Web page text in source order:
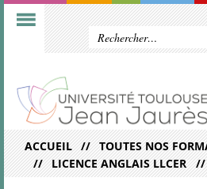
ACCUEIL
TOUTES NOS
LICENCE ANGLAIS LLCER